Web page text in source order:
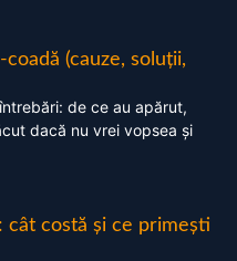
(cauze, soluții,
de ce au apărut,
dacă nu vrei vopsea și
cât costă și ce primești